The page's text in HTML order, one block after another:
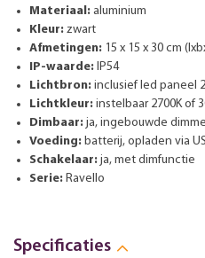
Materiaal: aluminium
Kleur: zwart
Afmetingen: 15 x 15 x 30 cm
IP-waarde: IP54
Lichtbron: inclusief led paneel
Lichtkleur: instelbaar 2700K of
Dimbaar: ja, ingebouwde
Voeding: batterij, opladen via
Schakelaar: ja, met dimfunctie
Serie: Ravello
Specificaties